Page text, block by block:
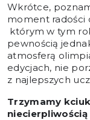
Wkrótce,
moment radości
którym w tym
pewnością
atmosferą
edycjach, nie
z najlepszych
Trzymamy